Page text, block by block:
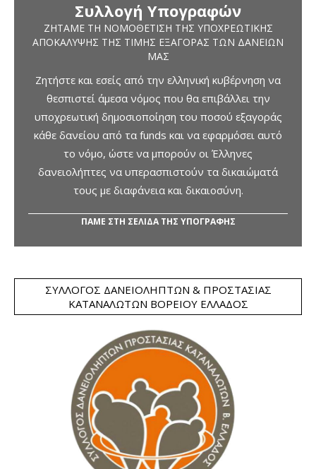
Συλλογή Υπογραφών
ΖΗΤΆΜΕ ΤΗ ΝΟΜΟΘΈΤΙΣΗ ΤΗΣ ΥΠΟΧΡΕΩΤΙΚΉΣ
ΑΠΟΚΆΛΥΨΗΣ ΤΗΣ ΤΙΜΉΣ ΕΞΑΓΟΡΆΣ ΤΩΝ ΔΑΝΕΊΩΝ
ΜΑΣ
Ζητήστε και εσείς από την ελληνική κυβέρνηση να
θεσπιστεί άμεσα νόμος που θα επιβάλλει την
υποχρεωτική δημοσιοποίηση του ποσού εξαγοράς
κάθε δανείου από τα funds και να εφαρμόσει αυτό
το νόμο, ώστε να μπορούν οι Έλληνες
δανειολήπτες να υπερασπιστούν τα δικαιώματά
τους με διαφάνεια και δικαιοσύνη.
ΠΑΜΕ ΣΤΗ ΣΕΛΙΔΑ ΤΗΣ ΥΠΟΓΡΑΦΗΣ
ΣΎΛΛΟΓΟΣ ΔΑΝΕΙΟΛΗΠΤΏΝ & ΠΡΟΣΤΑΣΊΑΣ
ΚΑΤΑΝΑΛΩΤΏΝ ΒΟΡΕΊΟΥ ΕΛΛΆΔΟΣ